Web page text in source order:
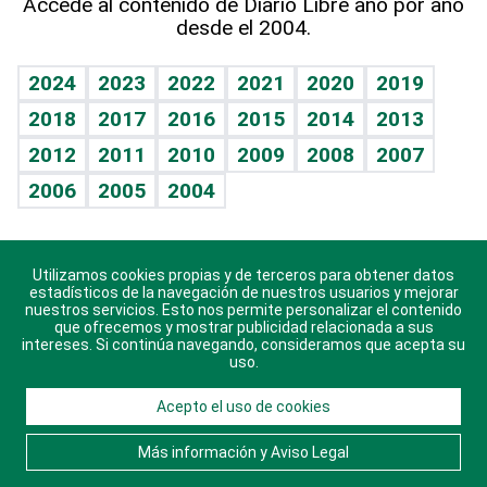
Vida y familia
Eñe
Celebrando la vida
Sin complejos
En pocas palabras
Escuchando al corazón
Economía Personal
TBT Deportivo
Guía del dinero
Horóscopos
Crucigramas
desde el 2004.
2024 2023 2022 2021 2020
2019
2018
2017 2016 2015 2014
2013
2012
2011 2010 2009 2008
2007
2006
2005 2004
Descarga nuestras aplicaciones para Android, iOS y
sistema Huawei.
© 2021 Diario Libre, todos los derechos reservados.
Consulta elAviso Legal. Ponte en Contacto
nosotros y conoce más sobre Diario Libre
Utilizamos cookies propias y de terceros para obtener datos
estadísticos de la navegación de nuestros usuarios y mejorar
nuestros servicios. Esto nos permite personalizar el contenido
que ofrecemos y mostrar publicidad relacionada a sus
intereses. Si continúa navegando, consideramos que acepta su
uso.
Acepto el uso de cookies
Más información y Aviso Legal